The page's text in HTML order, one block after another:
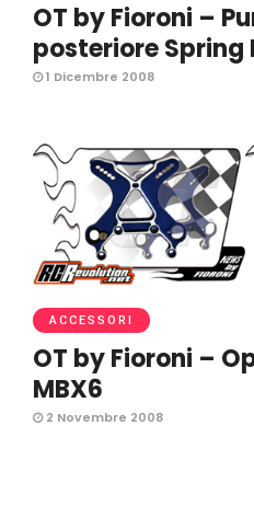
OT by Fioroni –
posteriore Spring
1 Dicembre 2008
ACCESSORI
OT by Fioroni –
MBX6
2 Novembre 2008